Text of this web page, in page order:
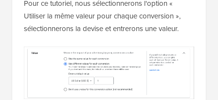
Pour ce tutoriel, nous sélectionnerons l'option «
Utiliser la même valeur pour chaque conversion »,
sélectionnerons la devise et entrerons une valeur.